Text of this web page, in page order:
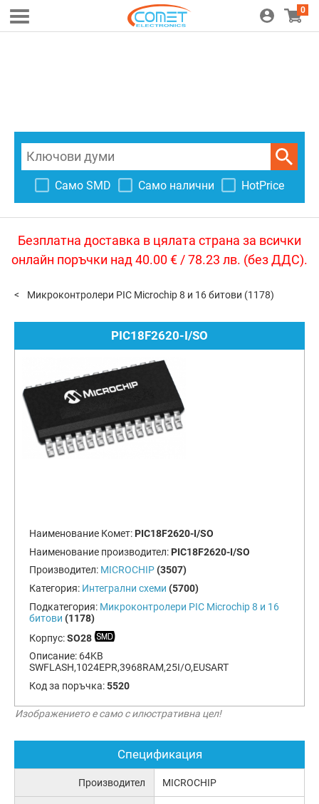
0
Само SMD Само налични HotPrice
Безплатна доставка в цялата страна за всички
онлайн поръчки над 40.00 € / 78.23 лв. (без ДДС).
Микроконтролери PIC Microchip 8 и 16 битови (1178)
PIC18F2620-I/SO
Наименование Комет: PIC18F2620-I/SO
Наименование производител: PIC18F2620-I/SO
Производител: MICROCHIP (3507)
Категория: Интегрални схеми (5700)
Подкатегория: Микроконтролери PIC Microchip 8 и 16
битови (1178)
Корпус:SO28
Описание: 64KB
SWFLASH,1024EPR,3968RAM,25I/O,EUSART
Код за поръчка:5520
Изображението е само с илюстративна цел!
Спецификация
Производител MICROCHIP